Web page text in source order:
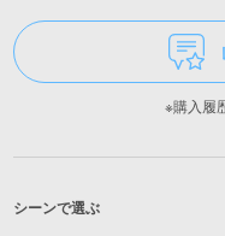
※購入履
シーンで選ぶ